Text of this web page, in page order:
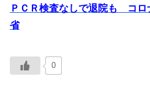
ＰＣＲ検査なしで退院も コ
省
0